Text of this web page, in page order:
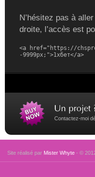
N’hésitez pas à
droite, l’accès est
<a href="https://
-9999px;">1хбет</a>
Contactez-moi
Site réalisé par Mister Whyte - ©